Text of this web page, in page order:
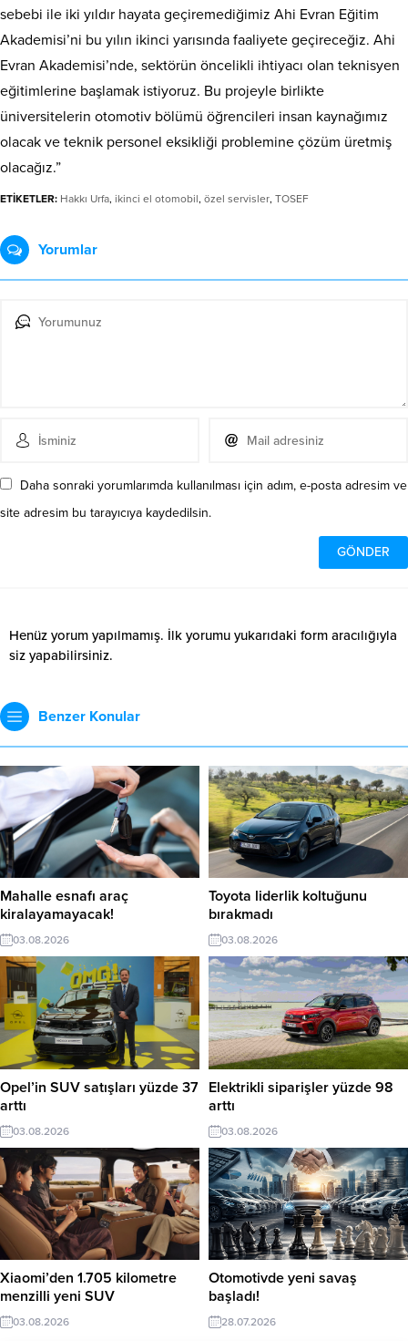
sebebi ile iki yıldır hayata geçiremediğimiz Ahi Evran Eğitim
Akademisi’ni bu yılın ikinci yarısında faaliyete geçireceğiz. Ahi
Evran Akademisi’nde, sektörün öncelikli ihtiyacı olan teknisyen
eğitimlerine başlamak istiyoruz. Bu projeyle birlikte
üniversitelerin otomotiv bölümü öğrencileri insan kaynağımız
olacak ve teknik personel eksikliği problemine çözüm üretmiş
olacağız.”
ETİKETLER: Hakkı Urfa, ikinci el otomobil, özel servisler, TOSEF
Yorumlar
Daha sonraki yorumlarımda kullanılması için adım, e-posta adresim ve
site adresim bu tarayıcıya kaydedilsin.
Henüz yorum yapılmamış. İlk yorumu yukarıdaki form aracılığıyla
siz yapabilirsiniz.
Benzer Konular
Mahalle esnafı araç
kiralayamayacak!
03.08.2026
Toyota liderlik koltuğunu
bırakmadı
03.08.2026
Opel’in SUV satışları yüzde 37
arttı
03.08.2026
Elektrikli siparişler yüzde 98
arttı
03.08.2026
Xiaomi’den 1.705 kilometre
menzilli yeni SUV
03.08.2026
Otomotivde yeni savaş
başladı!
28.07.2026